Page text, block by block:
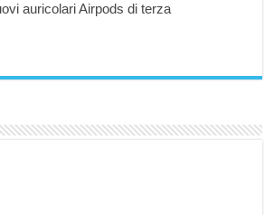
auricolari Airpods di terza